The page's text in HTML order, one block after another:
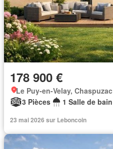
178 900 €
Le Puy-en-Velay, Chaspuzac
3 Pièces
1 Salle de bain
23 mai 2026 sur Leboncoin